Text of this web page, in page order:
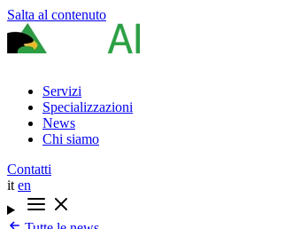
Salta al contenuto
Servizi
Specializzazioni
News
Chi siamo
Contatti
it en